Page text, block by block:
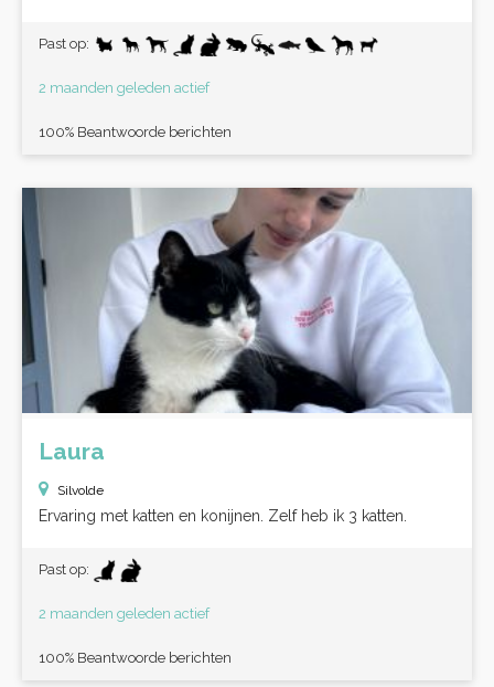
Past op:
2 maanden geleden actief
100% Beantwoorde berichten
Laura
Silvolde
Ervaring met katten en konijnen. Zelf heb ik 3 katten.
Past op:
2 maanden geleden actief
100% Beantwoorde berichten